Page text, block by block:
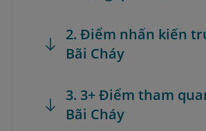
2. Điểm nhấn kiến
Bãi Cháy
3. 3+ Điểm tham
Bãi Cháy